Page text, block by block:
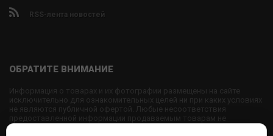
RSS-лента новостей
ОБРАТИТЕ ВНИМАНИЕ
Информация о товарах и их фотографии размещены на сайте
исключительно для ознакомительных целей ни при каких условиях
не являются публичной офертой. Любые несоответствия
предоставленной информации продаваемым товарам не
являются основанием для претензий, так как внешний вид и